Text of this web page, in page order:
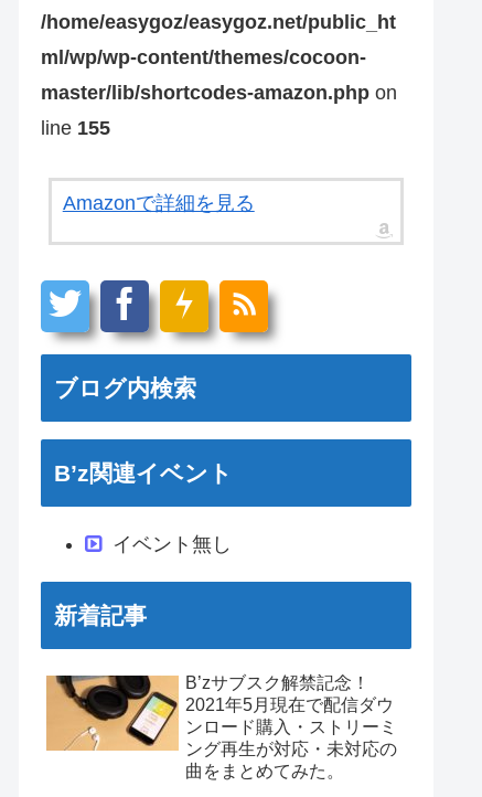
/home/easygoz/easygoz.net/public_ht
ml/wp/wp-content/themes/cocoon-
master/lib/shortcodes-amazon.php on
line 155
Amazonで詳細を見る
ブログ内検索
B’z関連イベント
イベント無し
新着記事
B’zサブスク解禁記念！
2021年5月現在で配信ダウ
ンロード購入・ストリーミ
ング再生が対応・未対応の
曲をまとめてみた。